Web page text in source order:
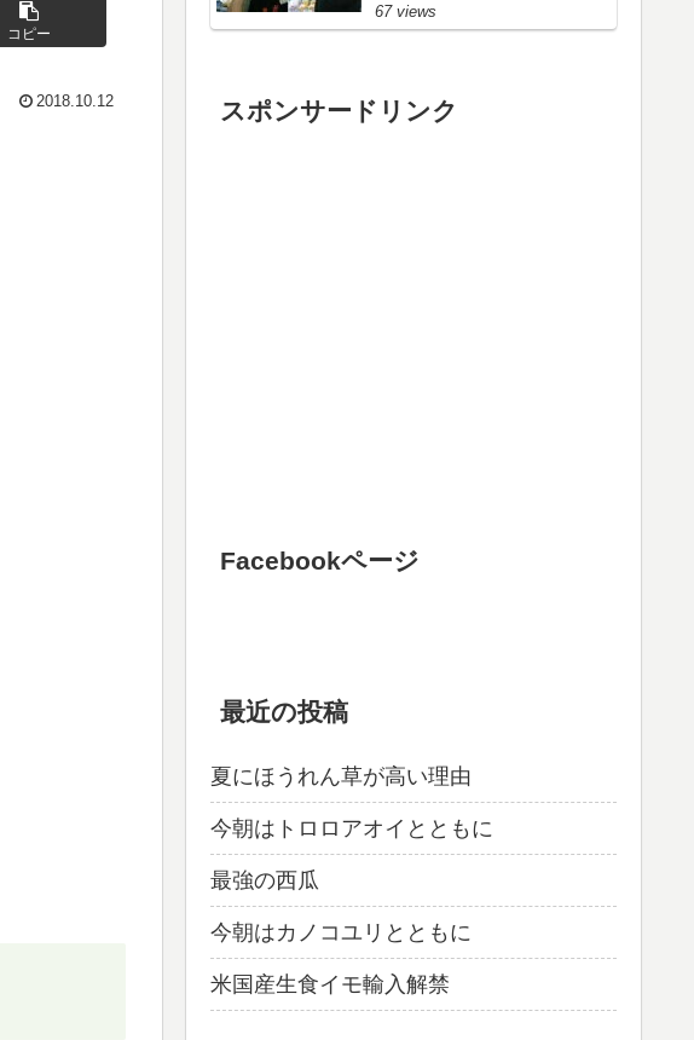
コピー
2018.10.12
67 views
スポンサードリンク
Facebookページ
最近の投稿
夏にほうれん草が高い理由
今朝はトロロアオイとともに
最強の西瓜
今朝はカノコユリとともに
米国産生食イモ輸入解禁